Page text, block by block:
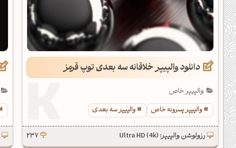
دانلود والپیپر خلاقانه سه بعدی توپ قرمز
والپیپر خاص
والپیپر پسرونه خاص
والپیپر سه بعدی
رزولوشن والپیپر: Ultra HD (4k) 237